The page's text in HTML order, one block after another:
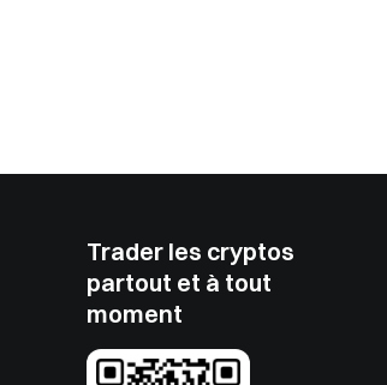
Trader les cryptos
partout et à tout
moment